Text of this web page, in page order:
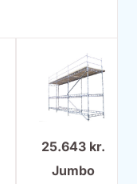
25.643 kr.
Jumbo